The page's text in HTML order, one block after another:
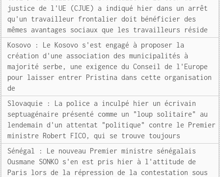
justice de l'UE (CJUE) a indiqué hier dans un arrêt
qu'un travailleur frontalier doit bénéficier des
mêmes avantages sociaux que les travailleurs réside
Kosovo : Le Kosovo s'est engagé à proposer la
création d'une association des municipalités à
majorité serbe, une exigence du Conseil de l'Europe
pour laisser entrer Pristina dans cette organisation
de
Slovaquie : La police a inculpé hier un écrivain
septuagénaire présenté comme un "loup solitaire" au
lendemain d'un attentat "politique" contre le Premier
ministre Robert FICO, qui se trouve toujours
Sénégal : Le nouveau Premier ministre sénégalais
Ousmane SONKO s'en est pris hier à l'attitude de
Paris lors de la répression de la contestation sous